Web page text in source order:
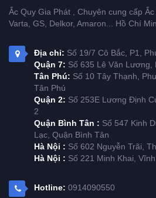
Ắc Quy Gia Phát , Chuyên cung cấp
Varta, GS, Delkor, Amaron... Hồ Chí
Địa chỉ: Số 19/7 Cô Bắc, P1,
Quận 7: Số 635 Lê Văn Lương,
Tân Phú: Số 10 Tây Thạnh,
Tân Phú
Quận 2: Số 253E Lương Định
2
Quận Bình Tân : Số 547 Kinh
Lạc, Quận Bình Tân
Hà Nội : Số 602 Nguyễn Trãi,
Hà Nội : Số 221 Minh Khai,
Hotline: 0914090550